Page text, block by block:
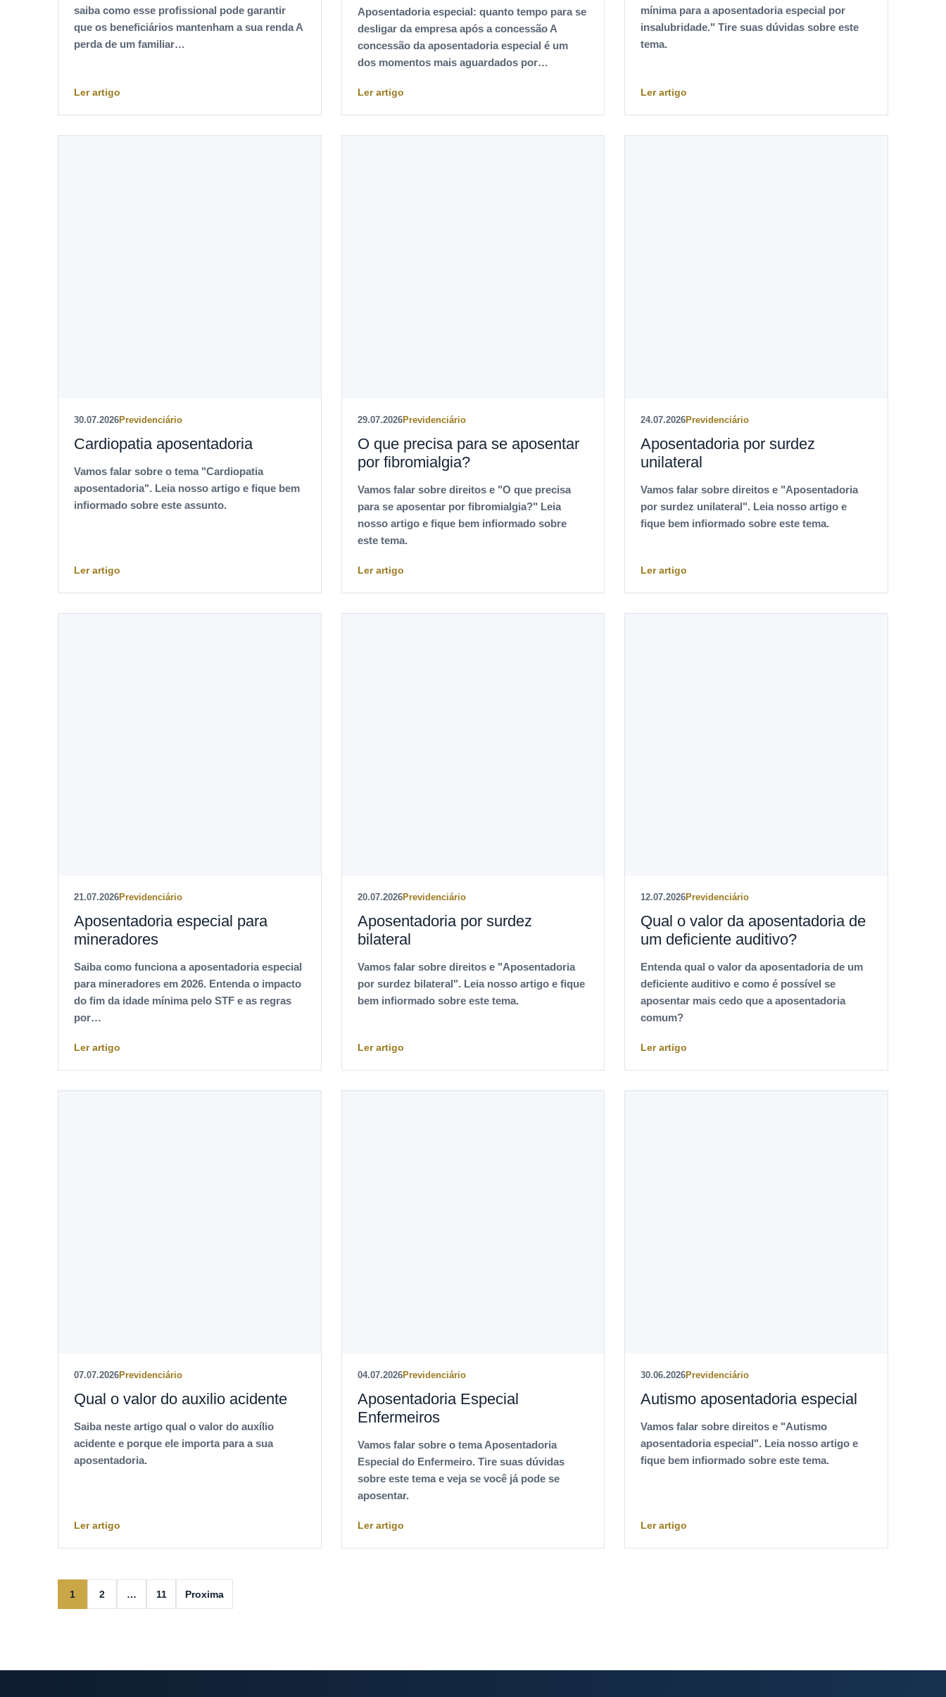
saiba como esse profissional pode garantir
que os beneficiários mantenham a sua renda A
perda de um familiar…
Ler artigo
Aposentadoria especial: quanto tempo para se
desligar da empresa após a concessão A
concessão da aposentadoria especial é um
dos momentos mais aguardados por…
Ler artigo
mínima para a aposentadoria especial por
insalubridade." Tire suas dúvidas sobre este
tema.
Ler artigo
30.07.2026Previdenciário
Cardiopatia aposentadoria
Vamos falar sobre o tema "Cardiopatia
aposentadoria". Leia nosso artigo e fique bem
infiormado sobre este assunto.
Ler artigo
29.07.2026Previdenciário
O que precisa para se aposentar
por fibromialgia?
Vamos falar sobre direitos e "O que precisa
para se aposentar por fibromialgia?" Leia
nosso artigo e fique bem infiormado sobre
este tema.
Ler artigo
24.07.2026Previdenciário
Aposentadoria por surdez
unilateral
Vamos falar sobre direitos e "Aposentadoria
por surdez unilateral". Leia nosso artigo e
fique bem infiormado sobre este tema.
Ler artigo
21.07.2026Previdenciário
Aposentadoria especial para
mineradores
Saiba como funciona a aposentadoria especial
para mineradores em 2026. Entenda o impacto
do fim da idade mínima pelo STF e as regras
por…
Ler artigo
20.07.2026Previdenciário
Aposentadoria por surdez
bilateral
Vamos falar sobre direitos e "Aposentadoria
por surdez bilateral". Leia nosso artigo e fique
bem infiormado sobre este tema.
Ler artigo
12.07.2026Previdenciário
Qual o valor da aposentadoria de
um deficiente auditivo?
Entenda qual o valor da aposentadoria de um
deficiente auditivo e como é possível se
aposentar mais cedo que a aposentadoria
comum?
Ler artigo
07.07.2026Previdenciário
Qual o valor do auxilio acidente
Saiba neste artigo qual o valor do auxílio
acidente e porque ele importa para a sua
aposentadoria.
Ler artigo
04.07.2026Previdenciário
Aposentadoria Especial
Enfermeiros
Vamos falar sobre o tema Aposentadoria
Especial do Enfermeiro. Tire suas dúvidas
sobre este tema e veja se você já pode se
aposentar.
Ler artigo
30.06.2026Previdenciário
Autismo aposentadoria especial
Vamos falar sobre direitos e "Autismo
aposentadoria especial". Leia nosso artigo e
fique bem infiormado sobre este tema.
Ler artigo
1 2 … 11 Proxima